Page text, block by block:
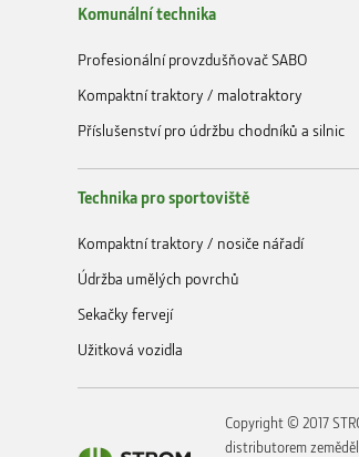
Komunální technika
Profesionální provzdušňovač SABO
Kompaktní traktory / malotraktory
Příslušenství pro údržbu chodníků a silnic
Technika pro sportoviště
Kompaktní traktory / nosiče nářadí
Údržba umělých povrchů
Sekačky fervejí
Užitková vozidla
Copyright © 2017
distributorem